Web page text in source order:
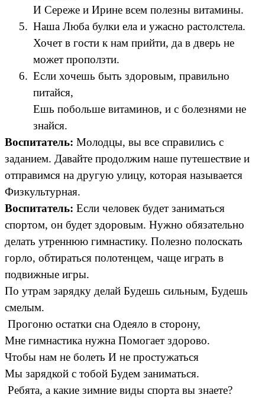
И Сереже и Ирине всем полезны витамины.
Наша Люба булки ела и ужасно растолстела.
Хочет в гости к нам прийти, да в дверь не
может проползти.
Если хочешь быть здоровым, правильно
питайся,
Ешь побольше витаминов, и с болезнями не
знайся.
Воспитатель: Молодцы, вы все справились с
заданием. Давайте продолжим наше путешествие и
отправимся на другую улицу, которая называется
Физкультурная.
Воспитатель: Если человек будет заниматься
спортом, он будет здоровым. Нужно обязательно
делать утреннюю гимнастику. Полезно полоскать
горло, обтираться полотенцем, чаще играть в
подвижные игры.
По утрам зарядку делай Будешь сильным, Будешь
смелым.
Прогоню остатки сна Одеяло в сторону,
Мне гимнастика нужна Помогает здорово.
Чтобы нам не болеть И не простужаться
Мы зарядкой с тобой Будем заниматься.
Ребята, а какие зимние виды спорта вы знаете?